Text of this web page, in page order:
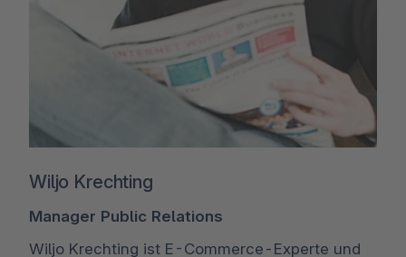
Wiljo Krechting
Manager Public Relations
Wiljo Krechting ist E-Commerce-Experte und